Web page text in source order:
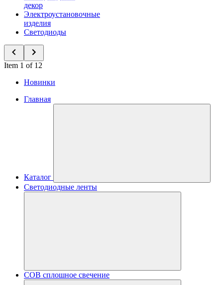
декор
Электроустановочные
изделия
Светодиоды
Item 1 of 12
Новинки
Главная
Каталог
Светодиодные ленты
COB сплошное свечение